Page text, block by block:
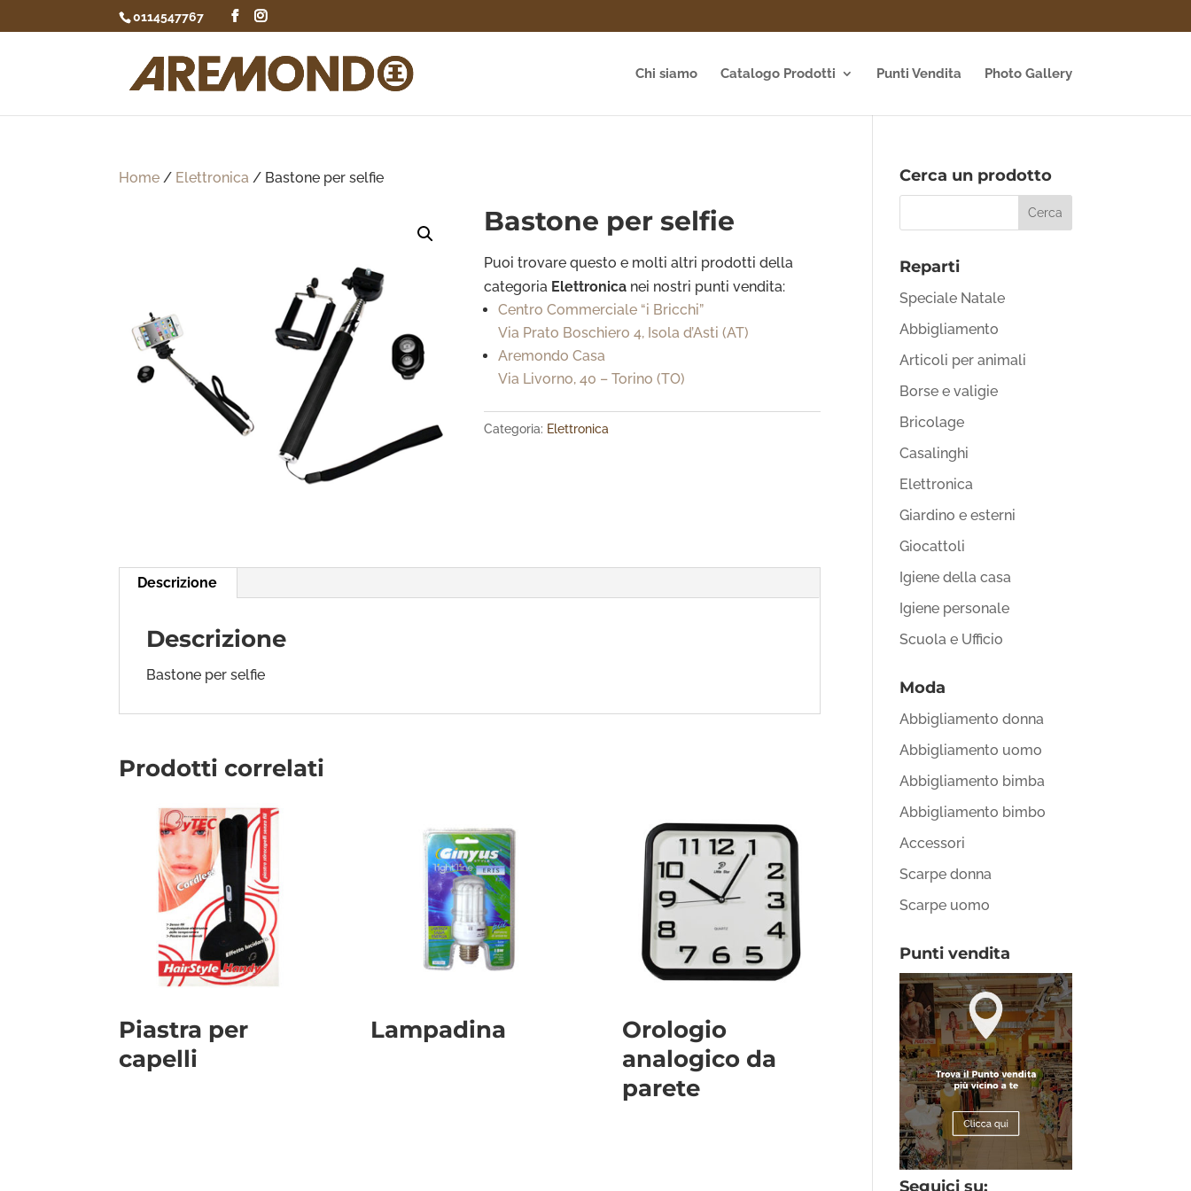
0114547767
Chi siamo Catalogo Prodotti Punti Vendita Photo Gallery
Home / Elettronica / Bastone per selfie
Bastone per selfie
Puoi trovare questo e molti altri prodotti della
categoria Elettronica nei nostri punti vendita:
Centro Commerciale “i Bricchi”
Via Prato Boschiero 4, Isola d’Asti (AT)
Aremondo Casa
Via Livorno, 40 – Torino (TO)
Categoria: Elettronica
Descrizione
Descrizione
Bastone per selfie
Prodotti correlati
Piastra per
capelli
Lampadina
Orologio
analogico da
parete
Cerca un prodotto
Reparti
Speciale Natale
Abbigliamento
Articoli per animali
Borse e valigie
Bricolage
Casalinghi
Elettronica
Giardino e esterni
Giocattoli
Igiene della casa
Igiene personale
Scuola e Ufficio
Moda
Abbigliamento donna
Abbigliamento uomo
Abbigliamento bimba
Abbigliamento bimbo
Accessori
Scarpe donna
Scarpe uomo
Punti vendita
Seguici su: